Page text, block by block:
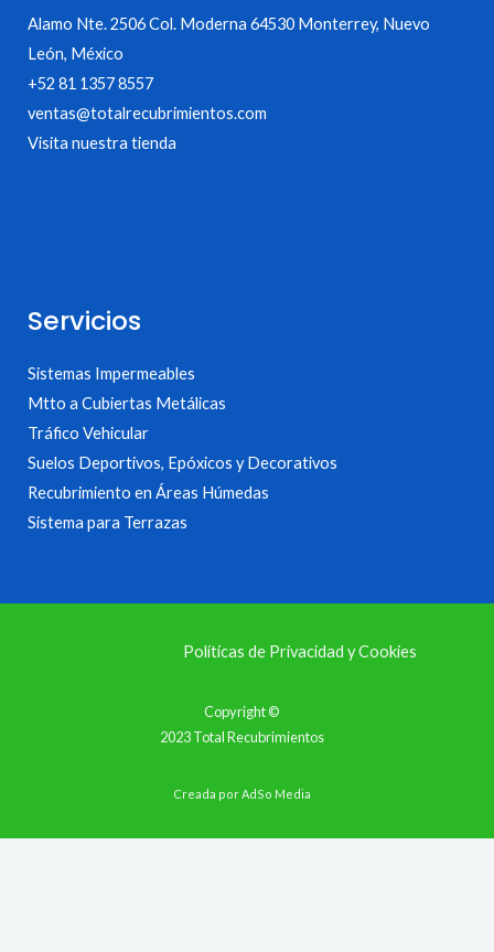
Alamo Nte. 2506 Col. Moderna 64530 Monterrey, Nuevo
León, México
+52 81 1357 8557
ventas@totalrecubrimientos.com
Visita nuestra tienda
Servicios
Sistemas Impermeables
Mtto a Cubiertas Metálicas
Tráfico Vehicular
Suelos Deportivos, Epóxicos y Decorativos
Recubrimiento en Áreas Húmedas
Sistema para Terrazas
Políticas de Privacidad y Cookies
Copyright ©
2023 Total Recubrimientos
Creada porAdSo Media